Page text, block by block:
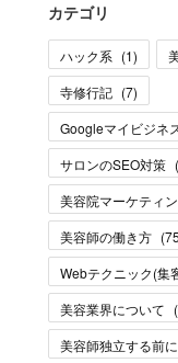
カテゴリ
ハック系 (1)
寺修行記 (7)
Googleマイビジネ
サロンのSEO対策 (
美容院マーケティ
美容師の働き方 (75
Webテクニック(集
美容業界について (
美容師独立する前に